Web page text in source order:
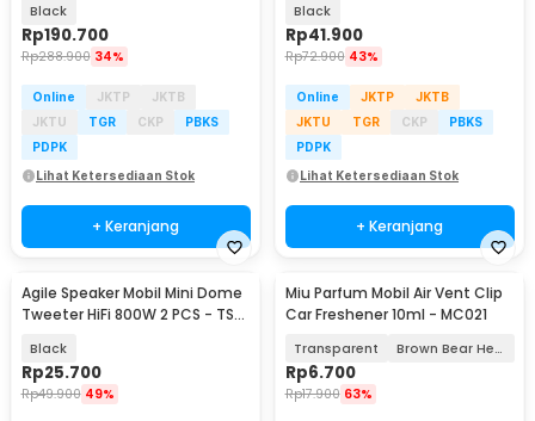
Black
Rp190.700
Rp288.900 34%
Online JKTP
JKTB
JKTU
TGR CKP
PBKS
PDPK
Lihat Ketersediaan Stok
+ Keranjang
Black
Rp41.900
Rp72.900 43%
Online JKTP
JKTB
JKTU
TGR CKP
PBKS
PDPK
Lihat Ketersediaan Stok
+ Keranjang
Agile Speaker Mobil Mini Dome
Tweeter HiFi 800W 2 PCS - TS-
Black
Rp25.700
Rp49.900 49%
Miu Parfum Mobil Air Vent Clip
Car Freshener 10ml - MC021
Transparent Brown Bear Head
Rp6.700
Rp17.900 63%